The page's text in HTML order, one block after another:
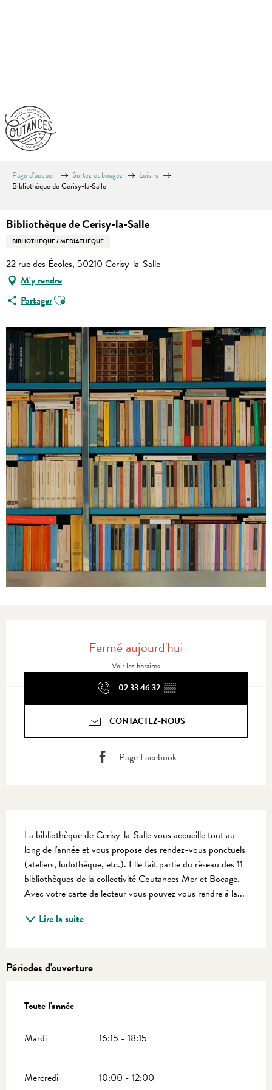
Page d’accueil Sortez et bougez
Loisirs
Bibliothèque de Cerisy-la-Salle
Bibliothèque de Cerisy-la-Salle
BIBLIOTHÈQUE / MÉDIATHÈQUE
22 rue des Écoles, 50210 Cerisy-la-Salle
M'y rendre
PartagerAjouter aux favoris
Fermé aujourd'hui
Voir les horaires
02 33 46 32 ▒▒
CONTACTEZ-NOUS
Page Facebook
La bibliothèque de Cerisy-la-Salle vous accueille tout au
long de l'année et vous propose des rendez-vous ponctuels
(ateliers, ludothèque, etc.). Elle fait partie du réseau des 11
bibliothèques de la collectivité Coutances Mer et Bocage.
Avec votre carte de lecteur vous pouvez vous rendre à la...
Lire la suite
Périodes d'ouverture
Toute l'année
Toute l'année
Mardi 16:15 - 18:15
Mercredi 10:00 - 12:00